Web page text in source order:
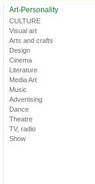
Art-Personality
CULTURE
Visual art
Arts and crafts
Design
Cinema
Literature
Media Art
Music
Advertising
Dance
Theatre
TV, radio
Show